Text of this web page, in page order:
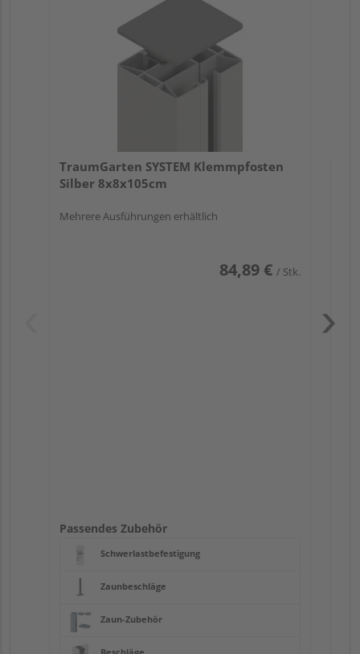
TraumGarten SYSTEM Klemmpfosten
Silber 8x8x105cm
Mehrere Ausführungen erhältlich
84,89 € / Stk.
Passendes Zubehör
Schwerlastbefestigung
Zaunbeschläge
Zaun-Zubehör